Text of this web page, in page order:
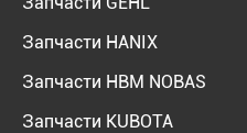
Запчасти HANIX
Запчасти HBM NOBAS
Запчасти KUBOTA